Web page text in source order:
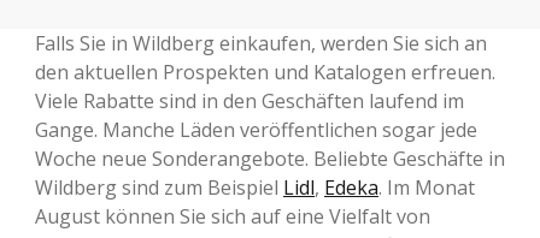
Falls Sie in Wildberg einkaufen, werden Sie sich an
den aktuellen Prospekten und Katalogen erfreuen.
Viele Rabatte sind in den Geschäften laufend im
Gange. Manche Läden veröffentlichen sogar jede
Woche neue Sonderangebote. Beliebte Geschäfte in
Wildberg sind zum Beispiel Lidl, Edeka. Im Monat
August können Sie sich auf eine Vielfalt von